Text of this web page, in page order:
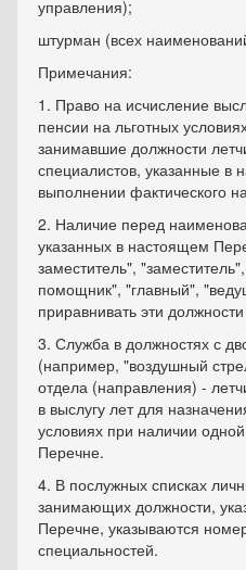
управления);
штурман (всех
Примечания:
1. Право на исчисление
пенсии на льготных
занимавшие должности
специалистов, указанные в
выполнении фактического
2. Наличие перед
указанных в настоящем
заместитель",
помощник", "главный",
приравнивать эти
3. Служба в должностях с
(например, "воздушный
отдела (направления) -
в выслугу лет для
условиях при наличии
Перечне.
4. В послужных списках
занимающих должности,
Перечне, указываются
специальностей.